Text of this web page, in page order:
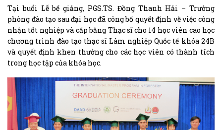
Tại buổi Lễ bế giảng, PGS.TS. Đồng Thanh Hải – Trưởng
phòng đào tạo sau đại học đã công bố quyết định về việc công
nhận tốt nghiệp và cấp bằng Thạc sĩ cho 14 học viên cao học
chương trình đào tạo thạc sĩ Lâm nghiệp Quốc tế khóa 24B
và quyết định khen thưởng cho các học viên có thành tích
trong học tập của khóa học.